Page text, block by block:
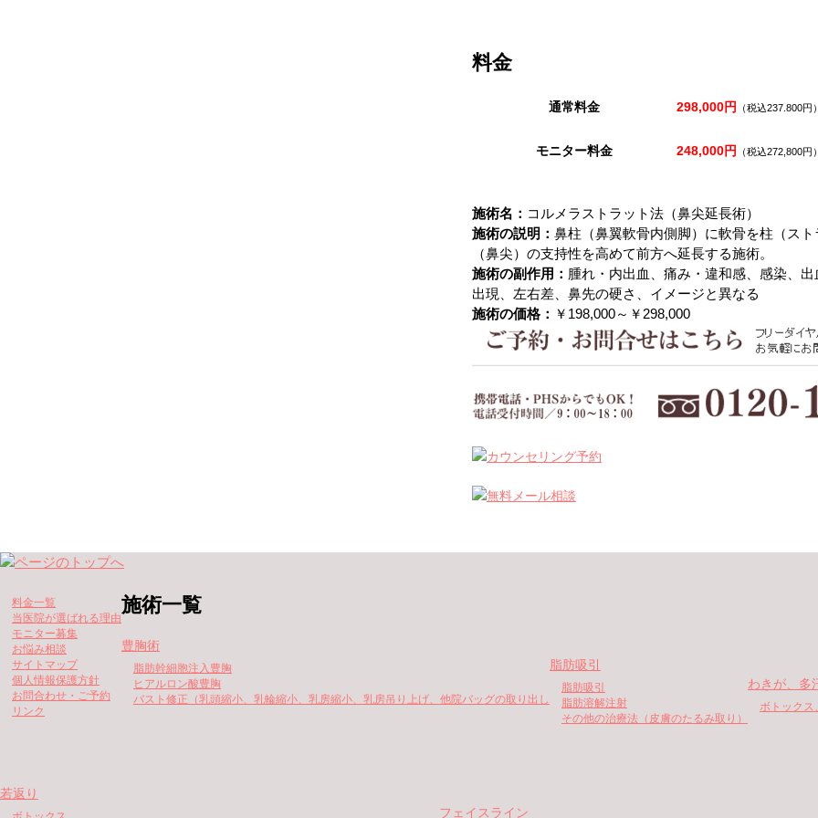
料金
通常料金 298,000円 （税込237.800円
モニター料金 248,000円 （税込272,800円
施術名： コルメラストラット法（鼻尖延長術）
施術の説明： 鼻柱（鼻翼軟骨内側脚）に軟骨を柱（スト
（鼻尖） の支持性を高めて前方へ延長する施術。
施術の副作用： 腫れ・内出血、痛み・違和感、感染、出
出現、左右差、鼻先の硬さ、 イメージと異なる
施術の価格：
￥198,000～￥298,000
料金一覧
当医院が選ばれる理由
モニター募集
お悩み相談
サイトマップ
個人情報保護方針
お問合わせ・ご予約
リンク
施術一覧
豊胸術
脂肪幹細胞注入豊胸
ヒアルロン酸豊胸
バスト修正（乳頭縮小、乳輪縮小、乳房縮小、乳房吊り上げ、他院バッグの取り出し
脂肪吸引
脂肪吸引
脂肪溶解注射
その他の治療法（皮膚のたるみ取り）
わきが、多
ボトックス
若返り
フェイスライン